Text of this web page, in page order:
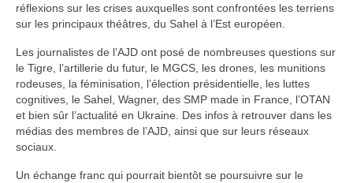
réflexions sur les crises auxquelles sont confrontées les terriens
sur les principaux théâtres, du Sahel à l’Est européen.
Les journalistes de l’AJD ont posé de nombreuses questions sur
le Tigre, l’artillerie du futur, le MGCS, les drones, les munitions
rodeuses, la féminisation, l’élection présidentielle, les luttes
cognitives, le Sahel, Wagner, des SMP made in France, l’OTAN
et bien sûr l’actualité en Ukraine. Des infos à retrouver dans les
médias des membres de l’AJD, ainsi que sur leurs réseaux
sociaux.
Un échange franc qui pourrait bientôt se poursuivre sur le